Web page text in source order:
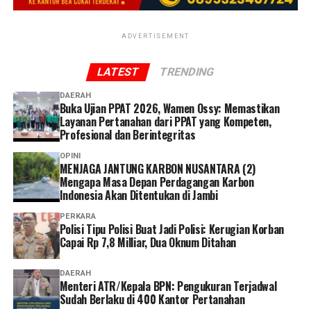
membutuhkan pelayanan kesehatan,” ucap Linda. (*)
sangat memudahkan. Saya tidak perlu datang ke kantor
proses bisa dilakukan dengan cepat hanya dengan
Dhia menilai layanan administrasi non tatap muka
menjadi solusi yang memudahkan peserta dalam
mengakses layanan BPJS Kesehatan.
Selain lebih praktis dan menghemat waktu, menurutnya
keberadaan berbagai kanal layanan digital memberikan
lebih banyak pilihan bagi peserta untuk mengurus
administrasi sesuai kebutuhan dan kondisi masing-
masing.
Ia pun menganggap kepesertaan JKN penting dimiliki
sebagai bentuk perlindungan kesehatan bagi diri sendiri
dan keluarga sekaligus mendukung keberlangsungan
Program JKN.
ADVERTISEMENT
LATEST TRENDING
DAERAH
Buka Ujian PPAT 2026, Wamen Ossy: Memastikan
Layanan Pertanahan dari PPAT yang Kompeten,
Profesional dan Berintegritas
OPINI
MENJAGA JANTUNG KARBON NUSANTARA (2)
Mengapa Masa Depan Perdagangan Karbon
Indonesia Akan Ditentukan di Jambi
PERKARA
Polisi Tipu Polisi Buat Jadi Polisi: Kerugian Korban
Capai Rp 7,8 Milliar, Dua Oknum Ditahan
DAERAH
Menteri ATR/Kepala BPN: Pengukuran Terjadwal
Sudah Berlaku di 400 Kantor Pertanahan